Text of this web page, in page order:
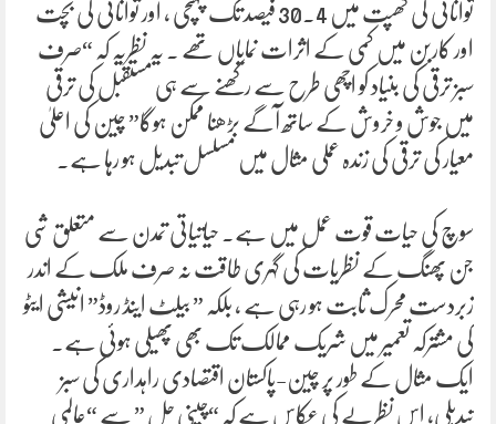
توانائی کی کھپت میں 30.4 فیصد تک پہنچی ، اور توانائی کی بچت
اور کاربن میں کمی کے اثرات نمایاں تھے ۔ یہ نظریہ کہ “صرف
سبز ترقی کی بنیاد کو اچھی طرح سے رکھنے سے ہی مستقبل کی ترقی
میں جوش و خروش کے ساتھ آگے بڑھنا ممکن ہوگا” چین کی اعلیٰ
معیار کی ترقی کی زندہ عملی مثال میں مسلسل تبدیل ہو رہا ہے۔
سوچ کی حیات قوت عمل میں ہے۔ حیاتیاتی تمدن سے متعلق شی
جن پھنگ کے نظریات کی گہری طاقت نہ صرف ملک کے اندر
زبردست محرک ثابت ہو رہی ہے ، بلکہ ” بیلٹ اینڈ روڈ” انیشی ایٹو
کی مشترکہ تعمیر میں شریک ممالک تک بھی پھیلی ہوئی ہے۔
ایک مثال کے طور پر چین-پاکستان اقتصادی راہداری کی سبز
تبدیلی، اس نظریے کی عکاس ہے کہ “چینی حل ” سے “عالمی